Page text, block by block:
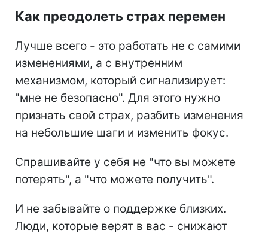
Как преодолеть страх перемен
Лучше всего - это работать не с самими
изменениями, а с внутренним
механизмом, который сигнализирует:
"мне не безопасно". Для этого нужно
признать свой страх, разбить изменения
на небольшие шаги и изменить фокус.
Спрашивайте у себя не "что вы можете
потерять", а "что можете получить".
И не забывайте о поддержке близких.
Люди, которые верят в вас - снижают